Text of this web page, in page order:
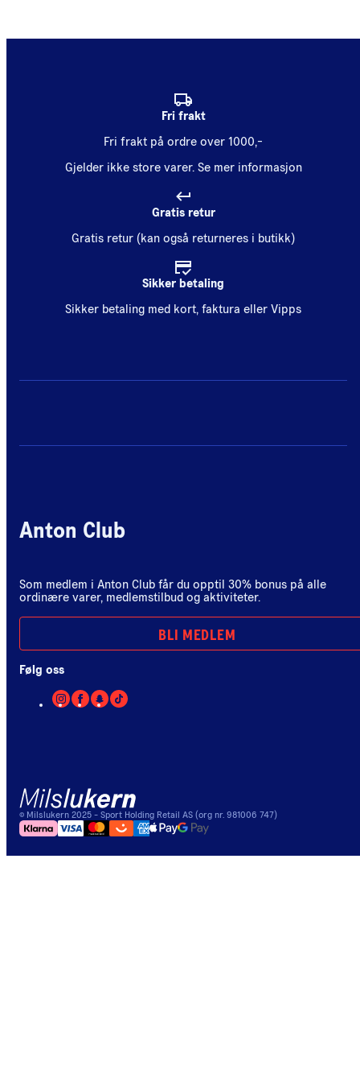
Fri frakt
Fri frakt på ordre over 1000,-
Gjelder ikke store varer. Se mer informasjon
Gratis retur
Gratis retur (kan også returneres i butikk)
Sikker betaling
Sikker betaling med kort, faktura eller Vipps
Anton Club
Som medlem i Anton Club får du opptil 30% bonus på alle
ordinære varer, medlemstilbud og aktiviteter.
BLI MEDLEM
Følg oss
© Milslukern 2025 - Sport Holding Retail AS (org nr. 981006 747)